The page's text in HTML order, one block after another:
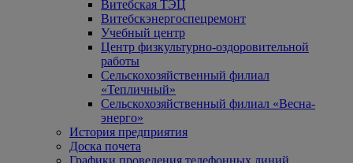
Витебская ТЭЦ
Витебскэнергоспецремонт
Учебный центр
Центр физкультурно-оздоровительной
работы
Сельскохозяйственный филиал
«Тепличный»
Сельскохозяйственный филиал «Весна-
энерго»
История предприятия
Доска почета